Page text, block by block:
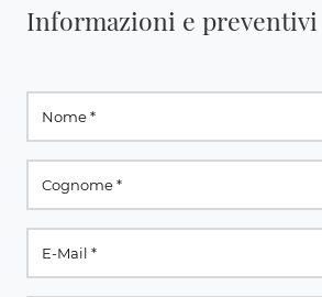
Informazioni e preventivi